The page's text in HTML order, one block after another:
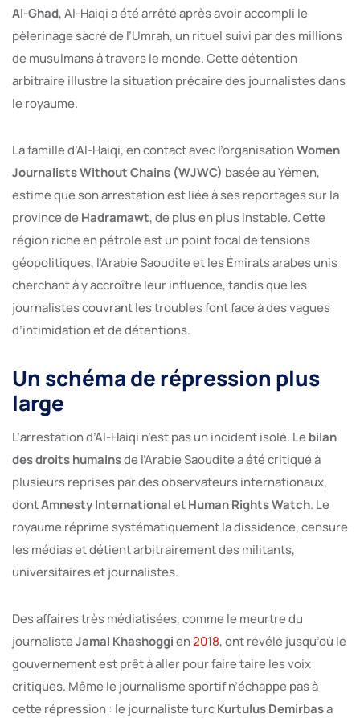
Al-Ghad, Al-Haiqi a été arrêté après avoir accompli le
pèlerinage sacré de l’Umrah, un rituel suivi par des millions
de musulmans à travers le monde. Cette détention
arbitraire illustre la situation précaire des journalistes dans
le royaume.
La famille d’Al-Haiqi, en contact avec l’organisationWomen
Journalists Without Chains (WJWC) basée au Yémen,
estime que son arrestation est liée à ses reportages sur la
province deHadramawt, de plus en plus instable. Cette
région riche en pétrole est un point focal de tensions
géopolitiques, l’Arabie Saoudite et les Émirats arabes unis
cherchant à y accroître leur influence, tandis que les
journalistes couvrant les troubles font face à des vagues
d’intimidation et de détentions.
Un schéma de répression plus
large
L’arrestation d’Al-Haiqi n’est pas un incident isolé. Lebilan
des droits humainsde l’Arabie Saoudite a été critiqué à
plusieurs reprises par des observateurs internationaux,
dontAmnesty InternationaletHuman Rights Watch. Le
royaume réprime systématiquement la dissidence, censure
les médias et détient arbitrairement des militants,
universitaires et journalistes.
Des affaires très médiatisées, comme le meurtre du
journalisteJamal Khashoggien2018, ont révélé jusqu’où le
gouvernement est prêt à aller pour faire taire les voix
critiques. Même le journalisme sportif n’échappe pas à
cette répression : le journaliste turcKurtulus Demirbasa